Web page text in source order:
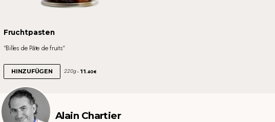
Fruchtpasten
"Billes de Pâte de fruits"
HINZUFÜGEN 220g 11.40€
Alain Chartier